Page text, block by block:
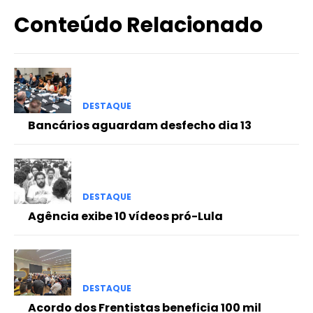
Conteúdo Relacionado
DESTAQUE
Bancários aguardam desfecho dia 13
DESTAQUE
Agência exibe 10 vídeos pró-Lula
DESTAQUE
Acordo dos Frentistas beneficia 100 mil